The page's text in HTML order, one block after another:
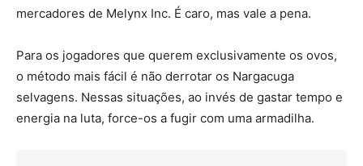
mercadores de Melynx Inc. É caro, mas vale a pena.
Para os jogadores que querem exclusivamente os ovos,
o método mais fácil é não derrotar os Nargacuga
selvagens. Nessas situações, ao invés de gastar tempo e
energia na luta, force-os a fugir com uma armadilha.